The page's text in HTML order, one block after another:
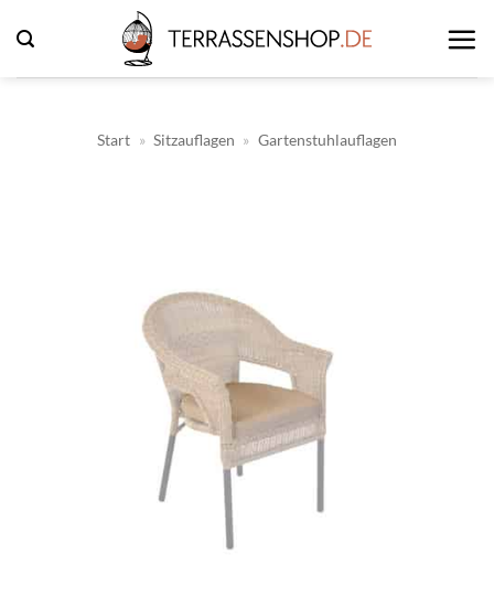
Inhalt
springen
Start » Sitzauflagen » Gartenstuhlauflagen